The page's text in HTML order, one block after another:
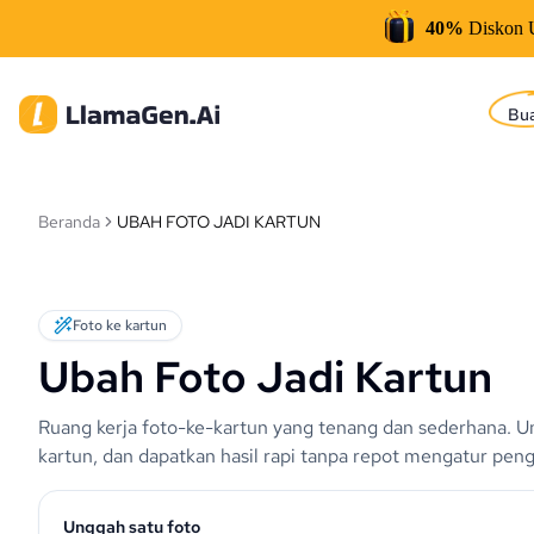
40% Diskon
Beranda UBAH FOTO JADI KARTUN
Foto ke kartun
Ubah Foto Jadi Kartun
Ruang kerja foto-ke-kartun yang tenang dan sederhana.
kartun, dan dapatkan hasil rapi tanpa repot mengatur
Unggah satu foto